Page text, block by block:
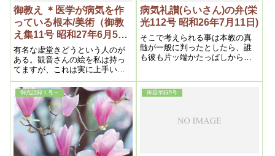
です。そうすると早く治りま
す。それから頭です。だいたい
後頭部――そこを浄霊する。そ
うすると治ります
御教え ＊医学が病気を作
っている根本/美術（御教
え集11号 昭和27年6月5日
②）
有名な虚堂きどうという人のが
ある。観音さんの絵を私は持っ
てますが、これは実に上手いで
す。これは字より上手いくらい
です。あまり習ったとは思えな
いですね。やはり字が上手い
――上手いという事は、それだ
け行が積んで魂が偉くなってい
るから、そういう人のは字を書
いても絵を画いても同じにいく
んですね
病気礼讃(らいさん)の弁(栄
光112号 昭和26年7月11日)
そこで考えられる事は本教の真
髄が一般に判ったとしたら、誰
も彼も片ッ端かたっぱしから入
るまい、そうなった暁こそ、本
の世界じゃない、日本が如実に
実現するであろうし、それを見
御光話録１号～ 御垂示録5号